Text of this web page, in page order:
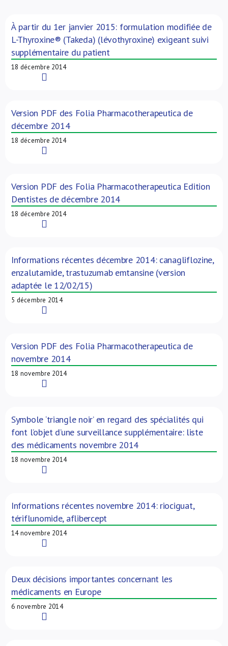
NL
À partir du 1er janvier 2015: formulation modifiée de
L-Thyroxine® (Takeda) (lévothyroxine) exigeant suivi
supplémentaire du patient
18 décembre 2014
Version PDF des Folia Pharmacotherapeutica de
décembre 2014
18 décembre 2014
Version PDF des Folia Pharmacotherapeutica Edition
Dentistes de décembre 2014
18 décembre 2014
Informations récentes décembre 2014: canagliflozine,
enzalutamide, trastuzumab emtansine (version
adaptée le 12/02/15)
5 décembre 2014
Version PDF des Folia Pharmacotherapeutica de
novembre 2014
18 novembre 2014
Symbole ‘triangle noir’ en regard des spécialités qui
font l’objet d’une surveillance supplémentaire: liste
des médicaments novembre 2014
18 novembre 2014
Informations récentes novembre 2014: riociguat,
tériflunomide, aflibercept
14 novembre 2014
Deux décisions importantes concernant les
médicaments en Europe
6 novembre 2014